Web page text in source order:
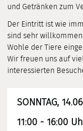
und Getränken zum
Der Eintritt ist wie
sind sehr
Wohle der Tiere
Wir freuen uns auf
interessierten
SONNTAG,
11:00 - 16:00